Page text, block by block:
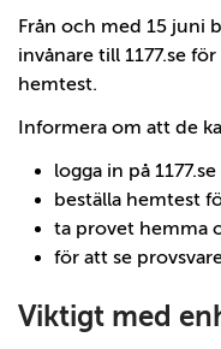
Från och med 15 juni
invånare till 1177.se
hemtest.
Informera om att de
logga in på
beställa hemtest
ta provet hemma
för att se
Viktigt med